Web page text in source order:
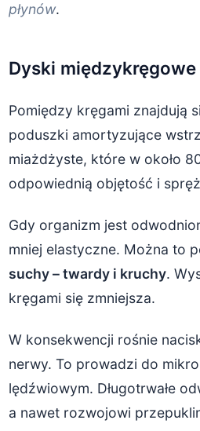
płynów.
Dyski
Pomiędzy kręgami znajdują
poduszki amortyzujące
miażdżyste, które w około
odpowiednią objętość i
Gdy organizm jest
mniej elastyczne. Można to
suchy – twardy i kruchy.
kręgami się zmniejsza.
W konsekwencji rośnie
nerwy. To prowadzi do
lędźwiowym. Długotrwałe
a nawet rozwojowi